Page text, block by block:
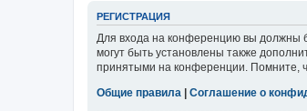
РЕГИСТРАЦИЯ
Для входа на конференцию вы должны
могут быть установлены также
принятыми на конференции. Помните,
Общие правила | Соглашение о